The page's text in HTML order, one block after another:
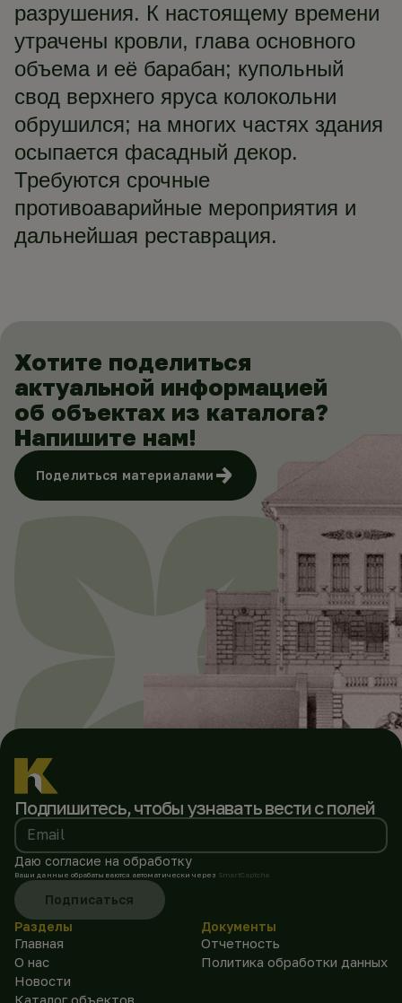
разрушения. К настоящему времени
утрачены кровли, глава основного
объема и её барабан; купольный
свод верхнего яруса колокольни
обрушился; на многих частях здания
осыпается фасадный декор.
Требуются срочные
противоаварийные мероприятия и
дальнейшая реставрация.
Хотите поделиться
актуальной информацией
об объектах из каталога?
Напишите нам!
Поделиться материалами
Подпишитесь, чтобы узнавать вести с полей
Email
Даю согласие на обработку
Ваши данные обрабатываются автоматически через SmartCaptcha
Подписаться
Разделы
Главная
О нас
Новости
Каталог объектов
Документы
Отчетность
Политика обработки данных